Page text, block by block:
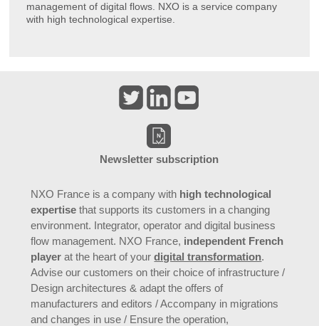
management of digital flows. NXO is a service company
with high technological expertise.
Newsletter subscription
NXO France is a company with high technological
expertise that supports its customers in a changing
environment. Integrator, operator and digital business
flow management. NXO France, independent French
player at the heart of yourdigital transformation.
Advise our customers on their choice of infrastructure /
Design architectures & adapt the offers of
manufacturers and editors / Accompany in migrations
and changes in use / Ensure the operation,